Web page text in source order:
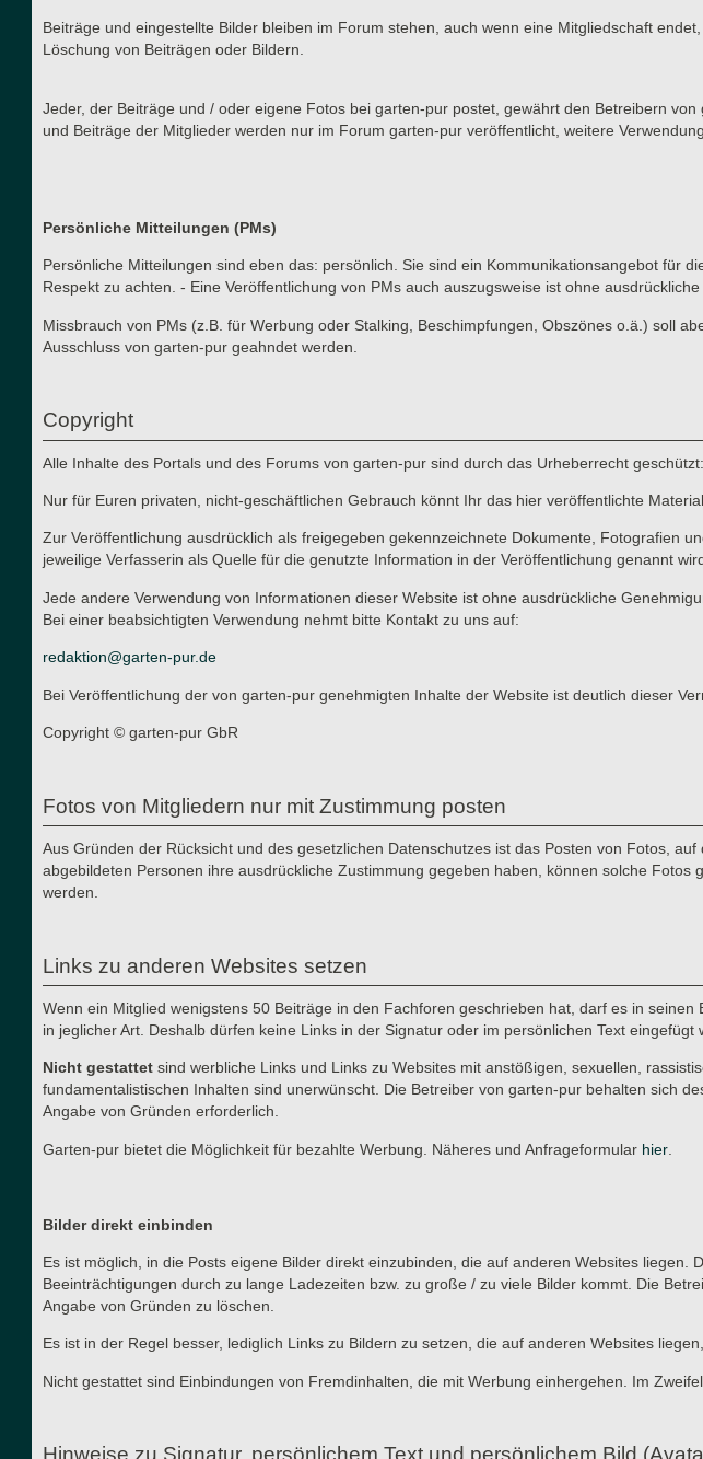
Beiträge und eingestellte Bilder bleiben im Forum stehen, auch wenn eine Mitgliedschaft
Löschung von Beiträgen oder Bildern.
Jeder, der Beiträge und / oder eigene Fotos bei garten-pur postet, gewährt den Betreibern
und Beiträge der Mitglieder werden nur im Forum garten-pur veröffentlicht, weitere
Persönliche Mitteilungen (PMs)
Persönliche Mitteilungen sind eben das: persönlich. Sie sind ein Kommunikationsangebot für
Respekt zu achten. - Eine Veröffentlichung von PMs auch auszugsweise ist ohne
Missbrauch von PMs (z.B. für Werbung oder Stalking, Beschimpfungen, Obszönes o.ä.) soll
Ausschluss von garten-pur geahndet werden.
Copyright
Alle Inhalte des Portals und des Forums von garten-pur sind durch das Urheberrecht geschützt:
Nur für Euren privaten, nicht-geschäftlichen Gebrauch könnt Ihr das hier veröffentlichte
Zur Veröffentlichung ausdrücklich als freigegeben gekennzeichnete Dokumente, Fotografien
jeweilige Verfasserin als Quelle für die genutzte Information in der Veröffentlichung genannt
Jede andere Verwendung von Informationen dieser Website ist ohne ausdrückliche
Bei einer beabsichtigten Verwendung nehmt bitte Kontakt zu uns auf:
redaktion@garten-pur.de
Bei Veröffentlichung der von garten-pur genehmigten Inhalte der Website ist deutlich dieser
Copyright © garten-pur GbR
Fotos von Mitgliedern nur mit Zustimmung posten
Aus Gründen der Rücksicht und des gesetzlichen Datenschutzes ist das Posten von Fotos,
abgebildeten Personen ihre ausdrückliche Zustimmung gegeben haben, können solche
werden.
Links zu anderen Websites setzen
Wenn ein Mitglied wenigstens 50 Beiträge in den Fachforen geschrieben hat, darf es in
in jeglicher Art. Deshalb dürfen keine Links in der Signatur oder im persönlichen Text
Nicht gestattet sind werbliche Links und Links zu Websites mit anstößigen, sexuellen,
fundamentalistischen Inhalten sind unerwünscht. Die Betreiber von garten-pur behalten sich
Angabe von Gründen erforderlich.
Garten-pur bietet die Möglichkeit für bezahlte Werbung. Näheres und Anfrageformular hier
Bilder direkt einbinden
Es ist möglich, in die Posts eigene Bilder direkt einzubinden, die auf anderen Websites
Beeinträchtigungen durch zu lange Ladezeiten bzw. zu große / zu viele Bilder kommt. Die
Angabe von Gründen zu löschen.
Es ist in der Regel besser, lediglich Links zu Bildern zu setzen, die auf anderen Websites
Nicht gestattet sind Einbindungen von Fremdinhalten, die mit Werbung einhergehen. Im